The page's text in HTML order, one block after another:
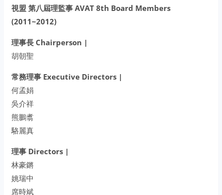
視盟 第八屆理監事 AVAT 8th Board Members
(2011~2012)
理事長 Chairperson |
胡朝聖
常務理事 Executive Directors |
何孟娟
吳介祥
熊鵬翥
駱麗真
理事 Directors |
林豪鏘
姚瑞中
席時斌